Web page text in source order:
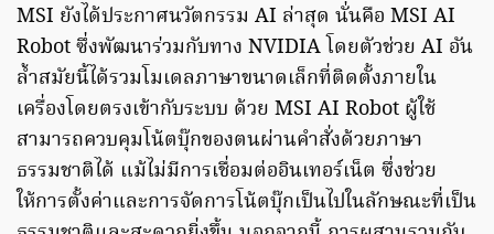
MSI ยังได้ประกาศนวัตกรรม AI ล่าสุด นั่นคือ MSI AI
Robot ซึ่งพัฒนาร่วมกับทาง NVIDIA โดยตัวช่วย AI อัน
ล้ำสมัยนี้ได้รวมโมเดลภาษาขนาดเล็กที่ติดตั้งภายใน
เครื่องโดยตรงเข้ากับระบบ ด้วย MSI AI Robot ผู้ใช้
สามารถควบคุมโน้ตบุ๊กของตนผ่านคำสั่งด้วยภาษา
ธรรมชาติได้ แม้ไม่มีการเชื่อมต่ออินเทอร์เน็ต ซึ่งช่วย
ให้การตั้งค่าและการจัดการโน้ตบุ๊กเป็นไปในลักษณะที่เป็น